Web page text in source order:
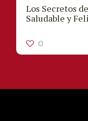
Los Secretos
Saludable y
0